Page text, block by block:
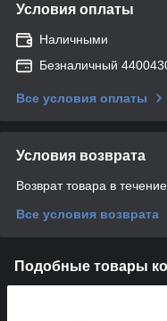
Условия оплаты
Наличными
Безналичный
Все условия оплаты
Условия возврата
Возврат товара в
Все условия возврата
Подобные товары